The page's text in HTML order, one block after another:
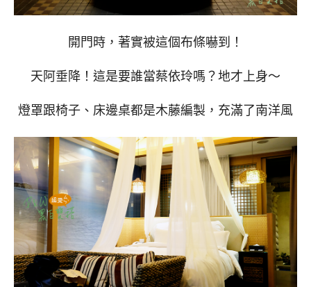
開門時，著實被這個布條嚇到！
天阿垂降！這是要誰當蔡依玲嗎？地才上身～
燈罩跟椅子、床邊桌都是木藤編製，充滿了南洋風